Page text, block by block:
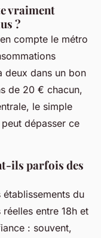
vraiment
?
compte le métro
deux dans un bon
de 20 € chacun,
le simple
dépasser ce
ils parfois des
établissements du
entre 18h et
: souvent,